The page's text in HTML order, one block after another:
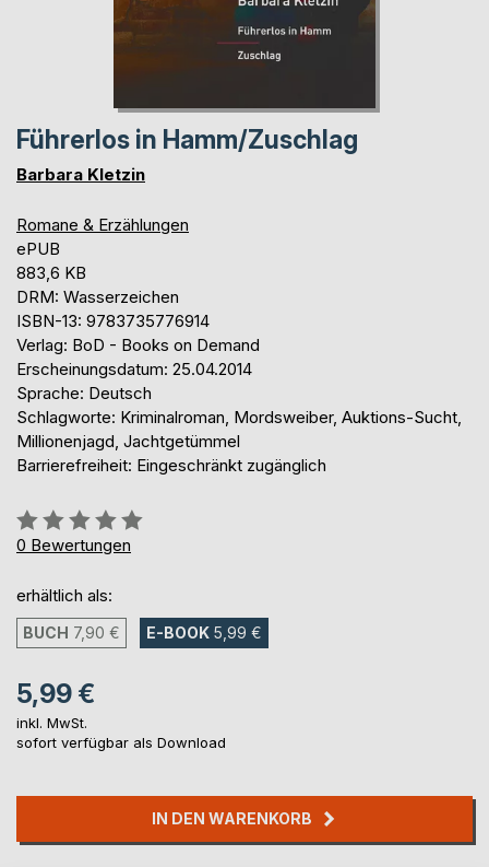
Führerlos in Hamm/Zuschlag
Barbara Kletzin
Romane & Erzählungen
ePUB
883,6 KB
DRM: Wasserzeichen
ISBN-13: 9783735776914
Verlag: BoD - Books on Demand
Erscheinungsdatum: 25.04.2014
Sprache: Deutsch
Schlagworte: Kriminalroman, Mordsweiber, Auktions-Sucht,
Millionenjagd, Jachtgetümmel
Barrierefreiheit: Eingeschränkt zugänglich
Bewertung::
0%
0 Bewertungen
erhältlich als:
BUCH 7,90 € E-BOOK 5,99 €
5,99 €
inkl. MwSt.
sofort verfügbar als Download
IN DEN WARENKORB